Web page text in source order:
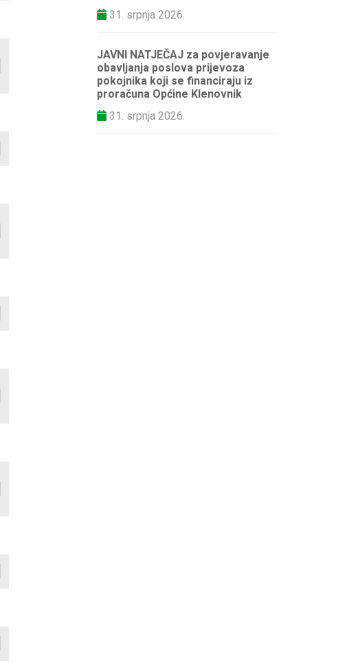
31. srpnja 2026.
JAVNI NATJEČAJ za povjeravanje
obavljanja poslova prijevoza
pokojnika koji se financiraju iz
proračuna Općine Klenovnik
31. srpnja 2026.